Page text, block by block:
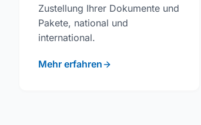
Zustellung Ihrer Dokumente und
Pakete, national und
international.
Mehr erfahren